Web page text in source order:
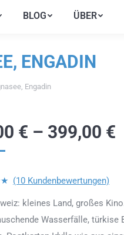
BLOG ÜBER
ENGADIN
Engadin
€ – 399,00 €
(10 Kundenbewertungen)
kleines Land, großes
Wasserfälle, türkise
BLOG ÜBER